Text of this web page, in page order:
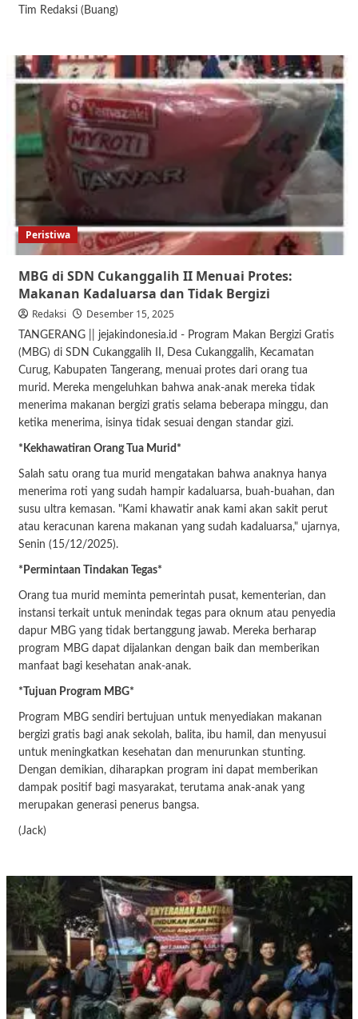
Tim Redaksi (Buang)
Peristiwa
MBG di SDN Cukanggalih II Menuai Protes:
Makanan Kadaluarsa dan Tidak Bergizi
Redaksi Desember 15, 2025
TANGERANG || jejakindonesia.id - Program Makan Bergizi Gratis
(MBG) di SDN Cukanggalih II, Desa Cukanggalih, Kecamatan
Curug, Kabupaten Tangerang, menuai protes dari orang tua
murid. Mereka mengeluhkan bahwa anak-anak mereka tidak
menerima makanan bergizi gratis selama beberapa minggu, dan
ketika menerima, isinya tidak sesuai dengan standar gizi.
*Kekhawatiran Orang Tua Murid*
Salah satu orang tua murid mengatakan bahwa anaknya hanya
menerima roti yang sudah hampir kadaluarsa, buah-buahan, dan
susu ultra kemasan. "Kami khawatir anak kami akan sakit perut
atau keracunan karena makanan yang sudah kadaluarsa," ujarnya,
Senin (15/12/2025).
*Permintaan Tindakan Tegas*
Orang tua murid meminta pemerintah pusat, kementerian, dan
instansi terkait untuk menindak tegas para oknum atau penyedia
dapur MBG yang tidak bertanggung jawab. Mereka berharap
program MBG dapat dijalankan dengan baik dan memberikan
manfaat bagi kesehatan anak-anak.
*Tujuan Program MBG*
Program MBG sendiri bertujuan untuk menyediakan makanan
bergizi gratis bagi anak sekolah, balita, ibu hamil, dan menyusui
untuk meningkatkan kesehatan dan menurunkan stunting.
Dengan demikian, diharapkan program ini dapat memberikan
dampak positif bagi masyarakat, terutama anak-anak yang
merupakan generasi penerus bangsa.
(Jack)